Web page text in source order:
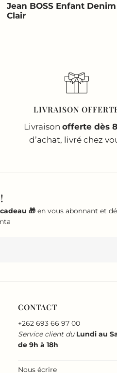
Jean BOSS Enfant
Clair
LIVRAISON
Livraison offerte dès
d’achat, livré chez
🎁en vous abonnant et
CONTACT
+262 693 66 97 00
Service client du Lundi au
de 9h à 18h
Nous écrire